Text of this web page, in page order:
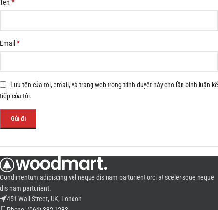
Tên *
Email*
Lưu tên của tôi, email, và trang web trong trình duyệt này cho lần bình luận kế
tiếp của tôi.
Condimentum adipiscing vel neque dis nam parturient orci at scelerisque neque
dis nam parturient.
451 Wall Street, UK, London